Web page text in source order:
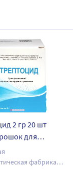
2 гр 20 шт
для
применения
фабрика